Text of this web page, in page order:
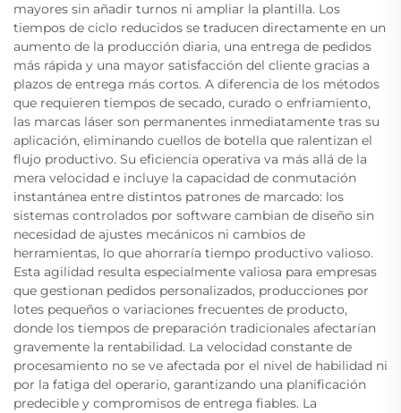
mayores sin añadir turnos ni ampliar la plantilla. Los
tiempos de ciclo reducidos se traducen directamente en un
aumento de la producción diaria, una entrega de pedidos
más rápida y una mayor satisfacción del cliente gracias a
plazos de entrega más cortos. A diferencia de los métodos
que requieren tiempos de secado, curado o enfriamiento,
las marcas láser son permanentes inmediatamente tras su
aplicación, eliminando cuellos de botella que ralentizan el
flujo productivo. Su eficiencia operativa va más allá de la
mera velocidad e incluye la capacidad de conmutación
instantánea entre distintos patrones de marcado: los
sistemas controlados por software cambian de diseño sin
necesidad de ajustes mecánicos ni cambios de
herramientas, lo que ahorraría tiempo productivo valioso.
Esta agilidad resulta especialmente valiosa para empresas
que gestionan pedidos personalizados, producciones por
lotes pequeños o variaciones frecuentes de producto,
donde los tiempos de preparación tradicionales afectarían
gravemente la rentabilidad. La velocidad constante de
procesamiento no se ve afectada por el nivel de habilidad ni
por la fatiga del operario, garantizando una planificación
predecible y compromisos de entrega fiables. La